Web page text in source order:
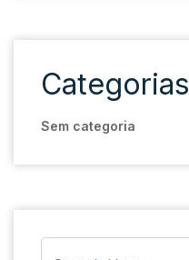
Categorias
Sem categoria